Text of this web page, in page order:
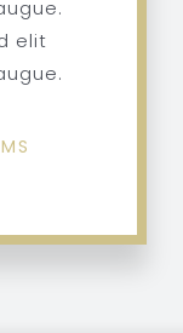
elit